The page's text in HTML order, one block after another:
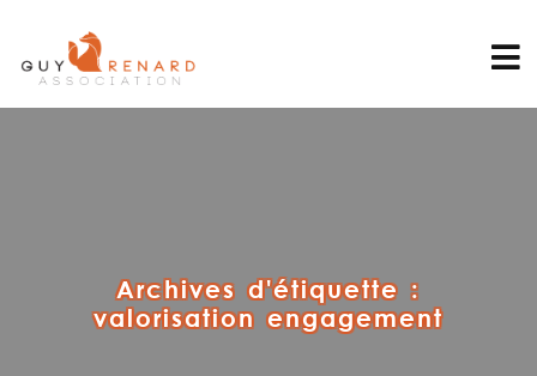
Archives d'étiquette :
valorisation engagement